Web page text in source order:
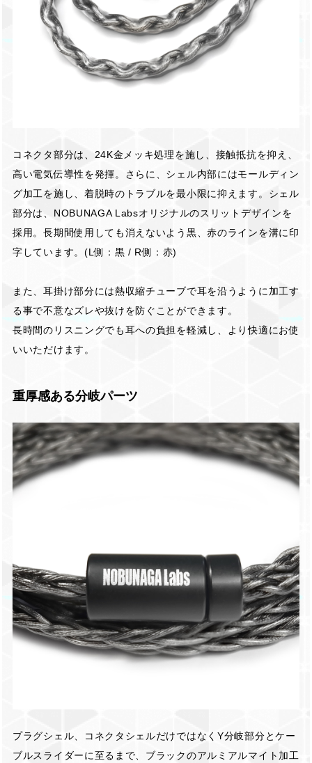
コネクタ部分は、24K金メッキ処理を施し、接触抵抗を抑え、
高い電気伝導性を発揮。さらに、シェル内部にはモールディン
グ加工を施し、着脱時のトラブルを最小限に抑えます。シェル
部分は、NOBUNAGA Labsオリジナルのスリットデザインを
採用。長期間使用しても消えないよう黒、赤のラインを溝に印
字しています。(L側：黒 / R側：赤)
また、耳掛け部分には熱収縮チューブで耳を沿うように加工す
る事で不意なズレや抜けを防ぐことができます。
長時間のリスニングでも耳への負担を軽減し、より快適にお使
いいただけます。
重厚感ある分岐パーツ
プラグシェル、コネクタシェルだけではなくY分岐部分とケー
ブルスライダーに至るまで、ブラックのアルミアルマイト加工